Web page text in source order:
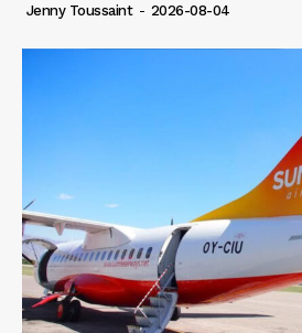
Jenny Toussaint - 2026-08-04